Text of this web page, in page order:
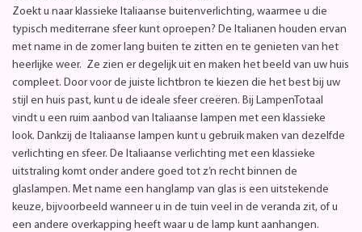
Zoekt u naar klassieke Italiaanse buitenverlichting, waarmee u die
typisch mediterrane sfeer kunt oproepen? De Italianen houden ervan
met name in de zomer lang buiten te zitten en te genieten van het
heerlijke weer. Ze zien er degelijk uit en maken het beeld van uw huis
compleet. Door voor de juiste lichtbron te kiezen die het best bij uw
stijl en huis past, kunt u de ideale sfeer creëren. Bij LampenTotaal
vindt u een ruim aanbod van Italiaanse lampen met een klassieke
look. Dankzij de Italiaanse lampen kunt u gebruik maken van dezelfde
verlichting en sfeer. De Italiaanse verlichting met een klassieke
uitstraling komt onder andere goed tot z’n recht binnen de
glaslampen. Met name een hanglamp van glas is een uitstekende
keuze, bijvoorbeeld wanneer u in de tuin veel in de veranda zit, of u
een andere overkapping heeft waar u de lamp kunt aanhangen.